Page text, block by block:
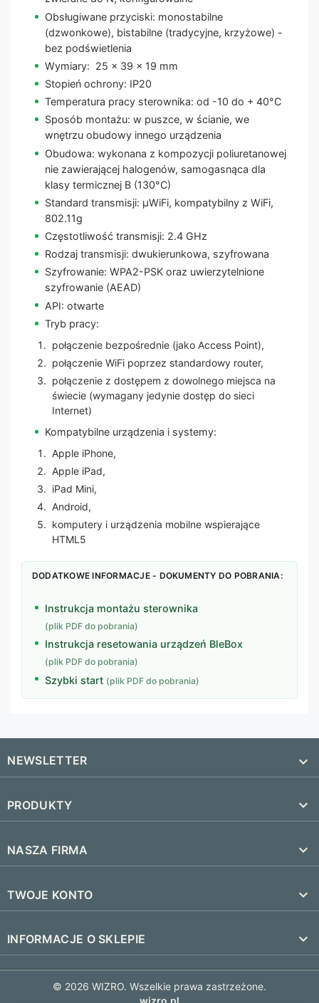
Obsługiwane przyciski: monostabilne
(dzwonkowe), bistabilne (tradycyjne, krzyżowe) -
bez podświetlenia
Wymiary: 25 x 39 x 19 mm
Stopień ochrony: IP20
Temperatura pracy sterownika: od -10 do + 40°C
Sposób montażu: w puszce, w ścianie, we
wnętrzu obudowy innego urządzenia
Obudowa: wykonana z kompozycji poliuretanowej
nie zawierającej halogenów, samogasnąca dla
klasy termicznej B (130°C)
Standard transmisji: μWiFi, kompatybilny z WiFi,
802.11g
Częstotliwość transmisji: 2.4 GHz
Rodzaj transmisji: dwukierunkowa, szyfrowana
Szyfrowanie: WPA2-PSK oraz uwierzytelnione
szyfrowanie (AEAD)
API: otwarte
Tryb pracy:
połączenie bezpośrednie (jako Access Point),
połączenie WiFi poprzez standardowy router,
połączenie z dostępem z dowolnego miejsca na
świecie (wymagany jedynie dostęp do sieci
Internet)
Kompatybilne urządzenia i systemy:
Apple iPhone,
Apple iPad,
iPad Mini,
Android,
komputery i urządzenia mobilne wspierające
HTML5
DODATKOWE INFORMACJE - DOKUMENTY DO POBRANIA:
Instrukcja montażu sterownika
(plik PDF do pobrania)
Instrukcja resetowania urządzeń BleBox
(plik PDF do pobrania)
Szybki start (plik PDF do pobrania)
NEWSLETTER 
PRODUKTY 
Najczęściej kupowane
NASZA FIRMA 
Regulamin
Kontakt
TWOJE KONTO 
Zaloguj się
Utwórz konto
INFORMACJE O SKLEPIE keyboard_arrow_down
© 2026 WIZRO. Wszelkie prawa zastrzeżone.
wizro.pl